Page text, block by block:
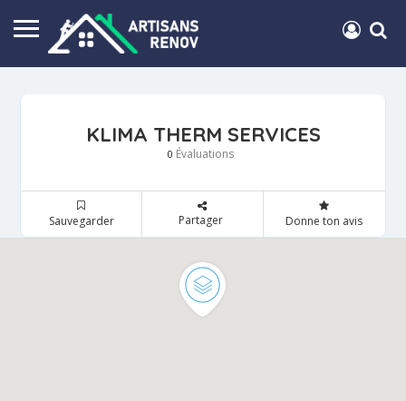
KLIMA THERM SERVICES
0 Évaluations
Sauvegarder Partager Donne ton avis